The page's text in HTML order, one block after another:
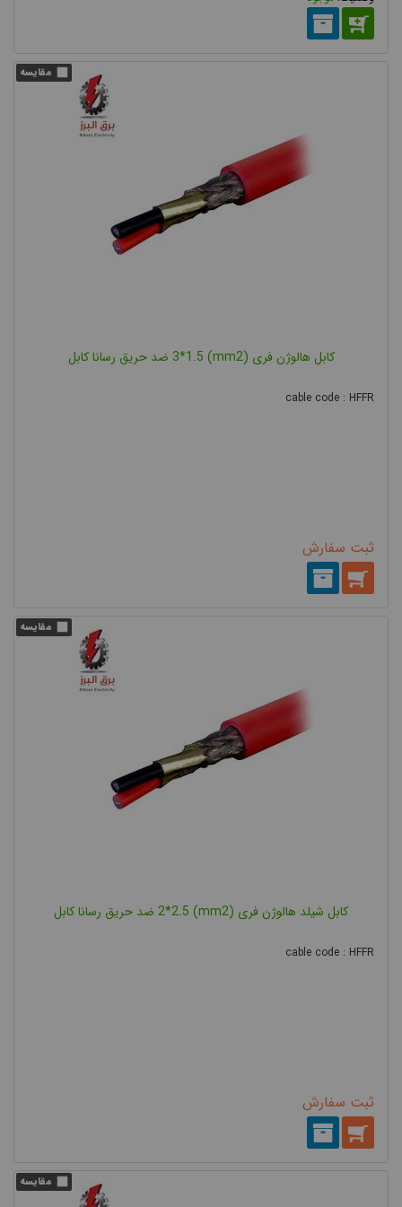
کابل هالوژن فری (mm2) 3*1.5 ضد حریق رسانا کابل
cable code : HFFR
ثبت سفارش
کابل شیلد هالوژن فری (mm2) 2*2.5 ضد حریق رسانا کابل
cable code : HFFR
ثبت سفارش